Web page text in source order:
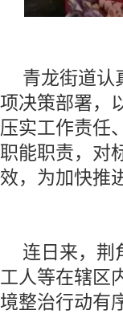
青龙街道认
项决策部署，
压实工作责任
职能职责，对
效，为加快推
连日来，荆
工人等在辖区
境整治行动有